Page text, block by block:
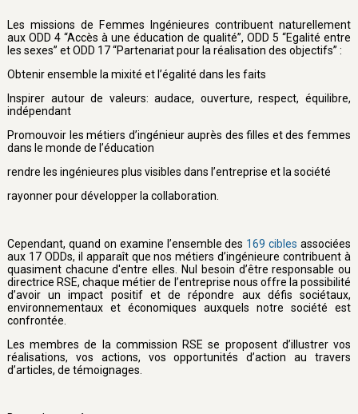
Les missions de Femmes Ingénieures contribuent naturellement
aux ODD 4 “Accès à une éducation de qualité”, ODD 5 “Egalité entre
les sexes” et ODD 17 “Partenariat pour la réalisation des objectifs” :
Obtenir ensemble la mixité et l’égalité dans les faits
Inspirer autour de valeurs: audace, ouverture, respect, équilibre,
indépendant
Promouvoir les métiers d’ingénieur auprès des filles et des femmes
dans le monde de l’éducation
rendre les ingénieures plus visibles dans l’entreprise et la société
rayonner pour développer la collaboration.
Cependant, quand on examine l’ensemble des 169 cibles associées
aux 17 ODDs, il apparaît que nos métiers d’ingénieure contribuent à
quasiment chacune d'entre elles. Nul besoin d’être responsable ou
directrice RSE, chaque métier de l’entreprise nous offre la possibilité
d’avoir un impact positif et de répondre aux défis sociétaux,
environnementaux et économiques auxquels notre société est
confrontée.
Les membres de la commission RSE se proposent d’illustrer vos
réalisations, vos actions, vos opportunités d’action au travers
d’articles, de témoignages.